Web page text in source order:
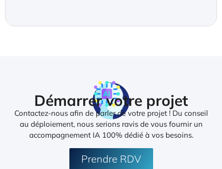
Démarrer votre projet
Contactez-nous afin de parler de votre projet ! Du conseil
au déploiement, nous serions ravis de vous fournir un
accompagnement IA 100% dédié à vos besoins.
Prendre RDV